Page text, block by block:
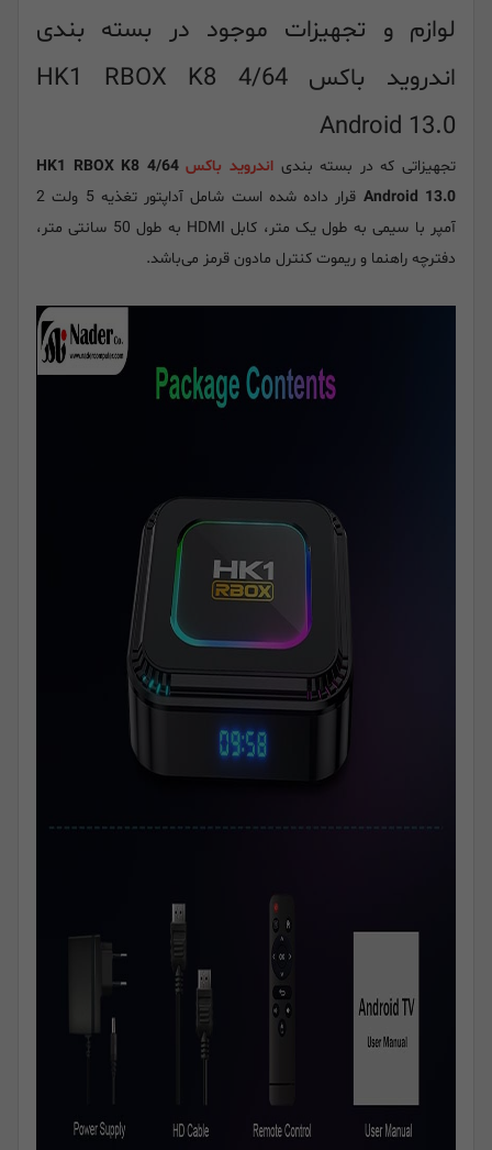
لوازم و تجهیزات موجود در بسته بندی
اندروید باکس HK1 RBOX K8 4/64
Android 13.0
تجهیزاتی که در بسته بندی اندروید باکس HK1 RBOX K8 4/64
Android 13.0
قرار داده شده است شامل آداپتور تغذیه 5 ولت 2
آمپر با سیمی به طول یک متر، کابل HDMI به طول 50 سانتی متر،
دفترچه راهنما و ریموت کنترل مادون قرمز می‌باشد.